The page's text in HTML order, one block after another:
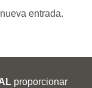
entrada.
proporcionar